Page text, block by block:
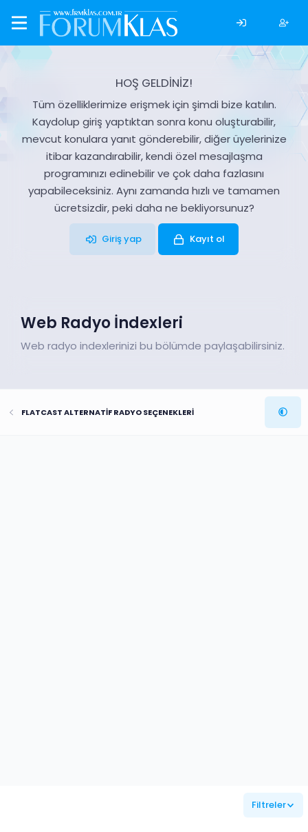
HOŞ GELDİNİZ!
Tüm özelliklerimize erişmek için şimdi bize katılın.
Kaydolup giriş yaptıktan sonra konu oluşturabilir,
mevcut konulara yanıt gönderebilir, diğer üyelerinize
itibar kazandırabilir, kendi özel mesajlaşma
programınızı edinebilir ve çok daha fazlasını
yapabileceksiniz. Aynı zamanda hızlı ve tamamen
ücretsizdir, peki daha ne bekliyorsunuz?
Giriş yap Kayıt ol
Web Radyo İndexleri
Web radyo indexlerinizi bu bölümde paylaşabilirsiniz.
FLATCAST ALTERNATİF RADYO SEÇENEKLERİ
Filtreler